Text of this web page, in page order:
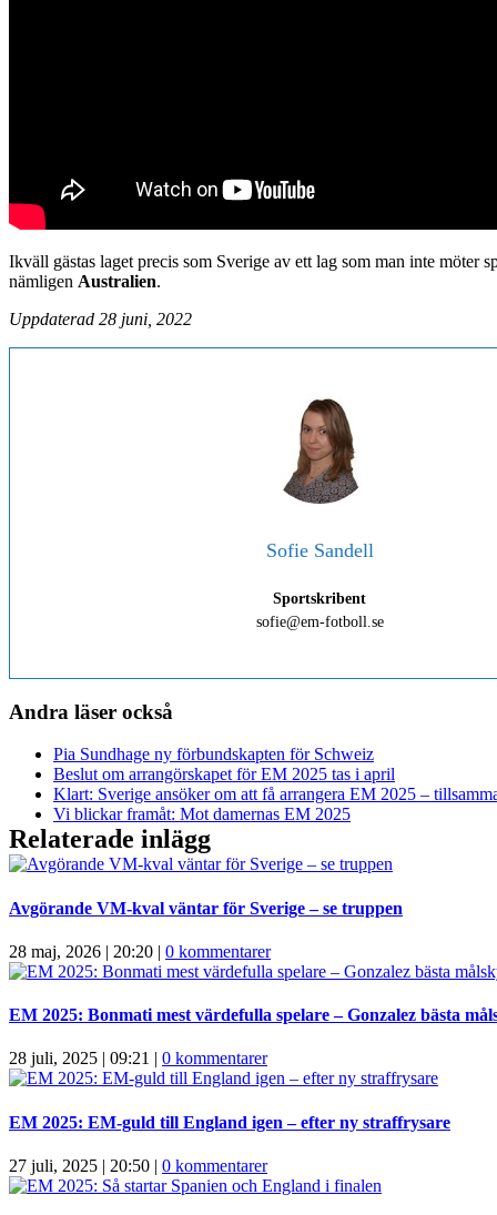
Ikväll gästas laget precis som Sverige av ett lag som man inte möter
nämligen Australien.
Uppdaterad 28 juni, 2022
Sofie Sandell
Sportskribent
sofie@em-fotboll.se
Andra läser också
Pia Sundhage ny förbundskapten för Schweiz
Beslut om arrangörskapet för EM 2025 tas i april
Klart: Sverige ansöker om att få arrangera EM 2025 –
Vi blickar framåt: Mot damernas EM 2025
Relaterade inlägg
Avgörande VM-kval väntar för Sverige – se truppen
28 maj, 2026 | 20:20 | 0 kommentarer
EM 2025: Bonmati mest värdefulla spelare – Gonzalez bästa
28 juli, 2025 | 09:21 | 0 kommentarer
EM 2025: EM-guld till England igen – efter ny straffrysare
27 juli, 2025 | 20:50 | 0 kommentarer